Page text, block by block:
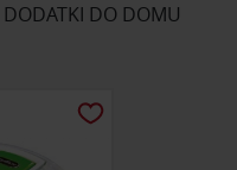
DODATKI DO DOMU